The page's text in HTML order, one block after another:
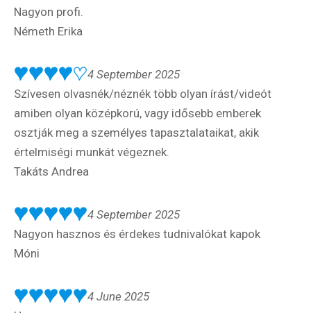
Nagyon profi.
Németh Erika
4 September 2025
Szívesen olvasnék/néznék több olyan írást/videót
amiben olyan középkorú, vagy idősebb emberek
osztják meg a személyes tapasztalataikat, akik
értelmiségi munkát végeznek.
Takáts Andrea
4 September 2025
Nagyon hasznos és érdekes tudnivalókat kapok
Móni
4 June 2025